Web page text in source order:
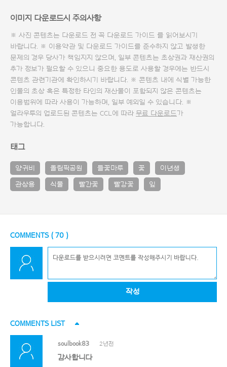
이미지 다운로드시 주의사항
※ 사진 콘텐츠는 다운로드 전 꼭 다운로드 가이드 를 읽어보시기
바랍니다. ※ 이용약관 및 다운로드 가이드를 준수하지 않고 발생한
문제의 경우 당사가 책임지지 않으며, 일부 콘텐츠는 초상권과 재산권의
추가 정보가 필요할 수 있으니 중요한 용도로 사용할 경우에는 반드시
콘텐츠 관련기관에 확인하시기 바랍니다. ※ 콘텐츠 내에 식별 가능한
인물의 초상 혹은 특정한 타인의 재산물이 포함되지 않은 콘텐츠는
이용범위에 따라 사용이 가능하며, 일부 예외일 수 있습니다. ※
얼라우투의 업로드된 콘텐츠는 CCL에 따라 무료 다운로드가
가능합니다.
태그
양귀비 올림픽공원 들꽃마루 꽃 이년생
관상용 식물 빨간꽃 빨강꽃 잎
COMMENTS ( 70 )
작성
COMMENTS LIST
soulbook83 2년전
감사합니다